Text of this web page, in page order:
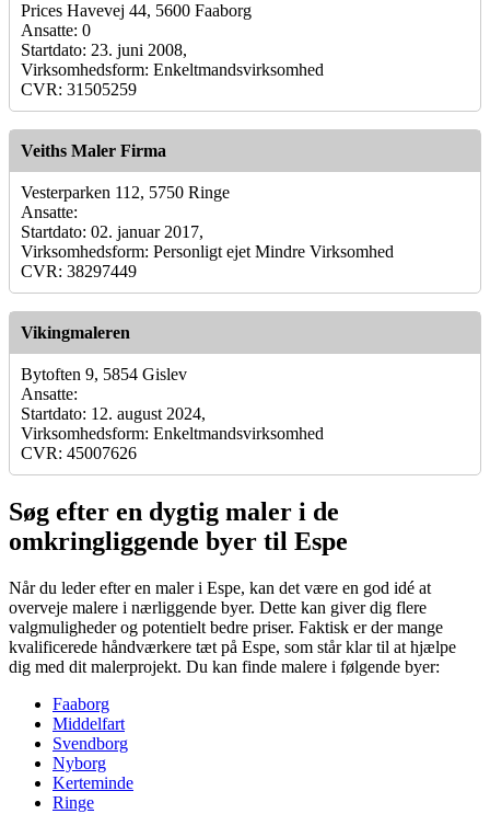
Prices Havevej 44, 5600 Faaborg
Ansatte: 0
Startdato: 23. juni 2008,
Virksomhedsform: Enkeltmandsvirksomhed
CVR: 31505259
Veiths Maler Firma
Vesterparken 112, 5750 Ringe
Ansatte:
Startdato: 02. januar 2017,
Virksomhedsform: Personligt ejet Mindre Virksomhed
CVR: 38297449
Vikingmaleren
Bytoften 9, 5854 Gislev
Ansatte:
Startdato: 12. august 2024,
Virksomhedsform: Enkeltmandsvirksomhed
CVR: 45007626
Søg efter en dygtig maler i de
omkringliggende byer til Espe
Når du leder efter en maler i Espe, kan det være en god idé at
overveje malere i nærliggende byer. Dette kan giver dig flere
valgmuligheder og potentielt bedre priser. Faktisk er der mange
kvalificerede håndværkere tæt på Espe, som står klar til at hjælpe
dig med dit malerprojekt. Du kan finde malere i følgende byer:
Faaborg
Middelfart
Svendborg
Nyborg
Kerteminde
Ringe